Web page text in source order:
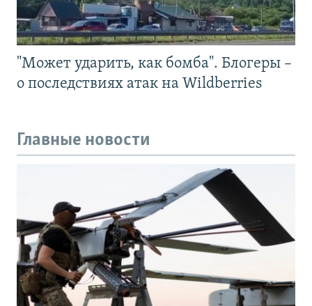
"Может ударить, как бомба". Блогеры –
о последствиях атак на Wildberries
Главные новости